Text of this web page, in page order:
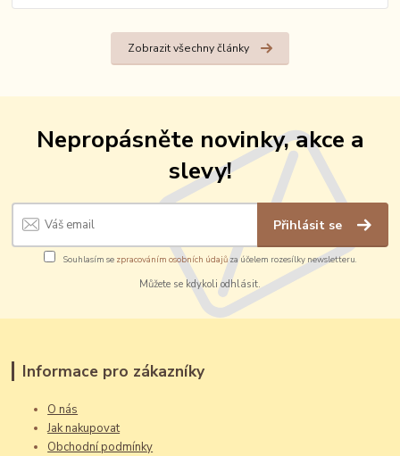
Zobrazit všechny články
Nepropásněte novinky, akce a
slevy!
Přihlásit se
Souhlasím se zpracováním osobních údajůza účelem rozesílky newsletteru.
Můžete se kdykoli odhlásit.
Informace pro zákazníky
O nás
Jak nakupovat
Obchodní podmínky